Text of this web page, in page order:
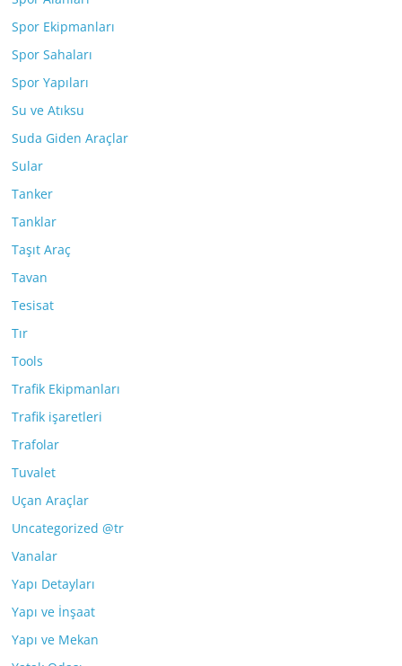
Spor Ekipmanları
Spor Sahaları
Spor Yapıları
Su ve Atıksu
Suda Giden Araçlar
Sular
Tanker
Tanklar
Taşıt Araç
Tavan
Tesisat
Tır
Tools
Trafik Ekipmanları
Trafik işaretleri
Trafolar
Tuvalet
Uçan Araçlar
Uncategorized @tr
Vanalar
Yapı Detayları
Yapı ve İnşaat
Yapı ve Mekan